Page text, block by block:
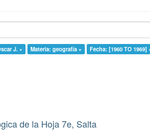
J. × Materia: geografía × Fecha: [1960 TO 1969]
de la Hoja 7e, Salta